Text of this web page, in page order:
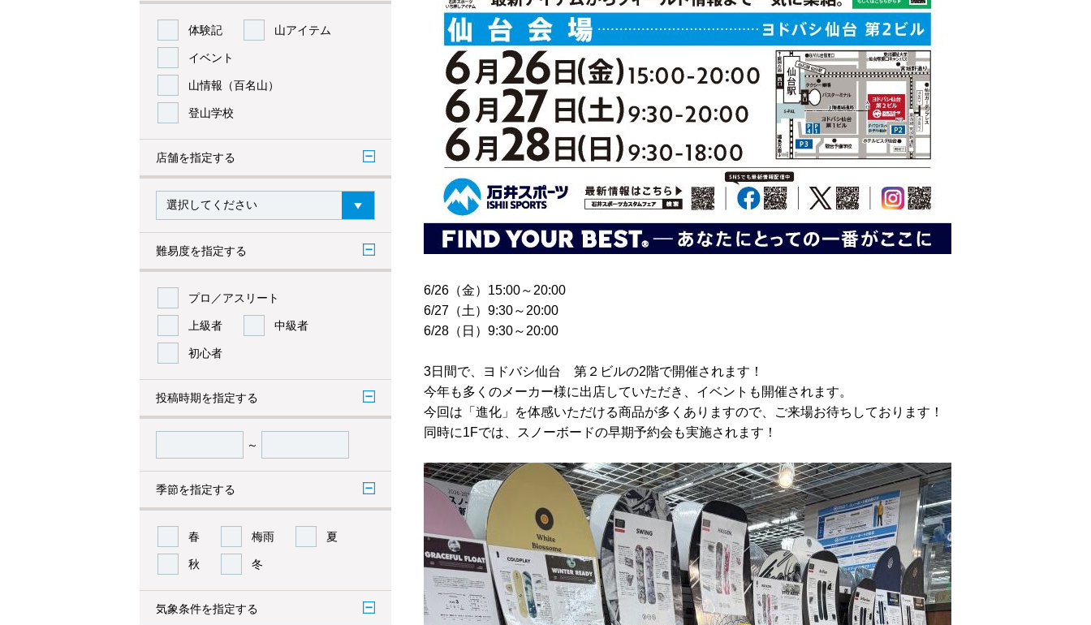
体験記 山アイテム
イベント
山情報（百名山）
登山学校
店舗を指定する
難易度を指定する
プロ／アスリート
上級者 中級者
初心者
投稿時期を指定する
～
季節を指定する
春 梅雨 夏
秋 冬
気象条件を指定する
6/26（金）15:00～20:00
6/27（土）9:30～20:00
6/28（日）9:30～20:00
3日間で、ヨドバシ仙台 第２ビルの2階で開催されます！
今年も多くのメーカー様に出店していただき、イベントも開催されます。
今回は「進化」を体感いただける商品が多くありますので、ご来場お待ちしております！
同時に1Fでは、スノーボードの早期予約会も実施されます！